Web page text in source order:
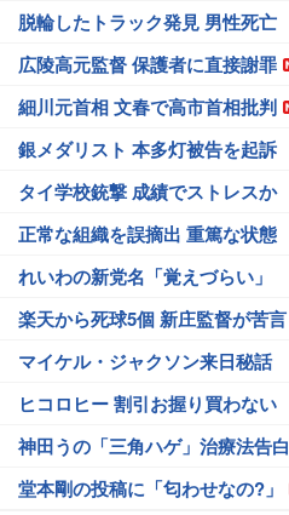
脱輪したトラック発見 男性死亡
広陵高元監督 保護者に直接謝罪
細川元首相 文春で高市首相批判
銀メダリスト 本多灯被告を起訴
タイ学校銃撃 成績でストレスか
正常な組織を誤摘出 重篤な状態
れいわの新党名「覚えづらい」
楽天から死球5個 新庄監督が苦言
マイケル・ジャクソン来日秘話
ヒコロヒー 割引お握り買わない
神田うの「三角ハゲ」治療法告白
堂本剛の投稿に「匂わせなの?」